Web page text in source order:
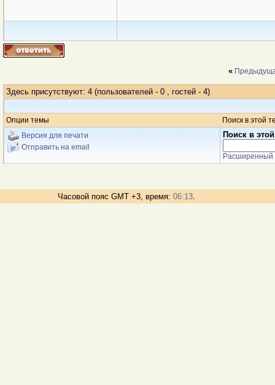
«
Здесь присутствуют: 4 (пользователей - 0 , гостей - 4)
Опции темы
Поиск в этой
Версия для печати
Отправить на email
Поиск в
Расширенный
Часовой пояс GMT +3, время: 06:13.